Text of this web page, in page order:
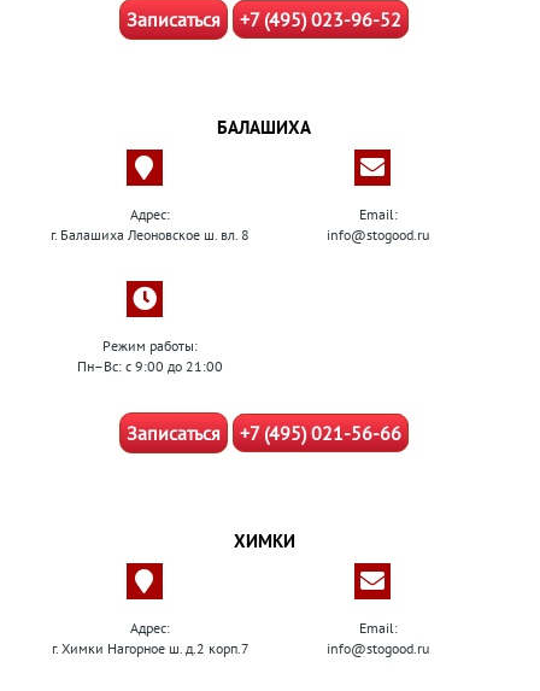
Записаться +7 (495) 023-96-52
БАЛАШИХА
Адрес:
г. Балашиха Леоновское ш. вл. 8
Email:
info@stogood.ru
Режим работы:
Пн–Вс: с 9:00 до 21:00
Записаться +7 (495) 021-56-66
ХИМКИ
Адрес:
г. Химки Нагорное ш. д.2 корп.7
Email:
info@stogood.ru